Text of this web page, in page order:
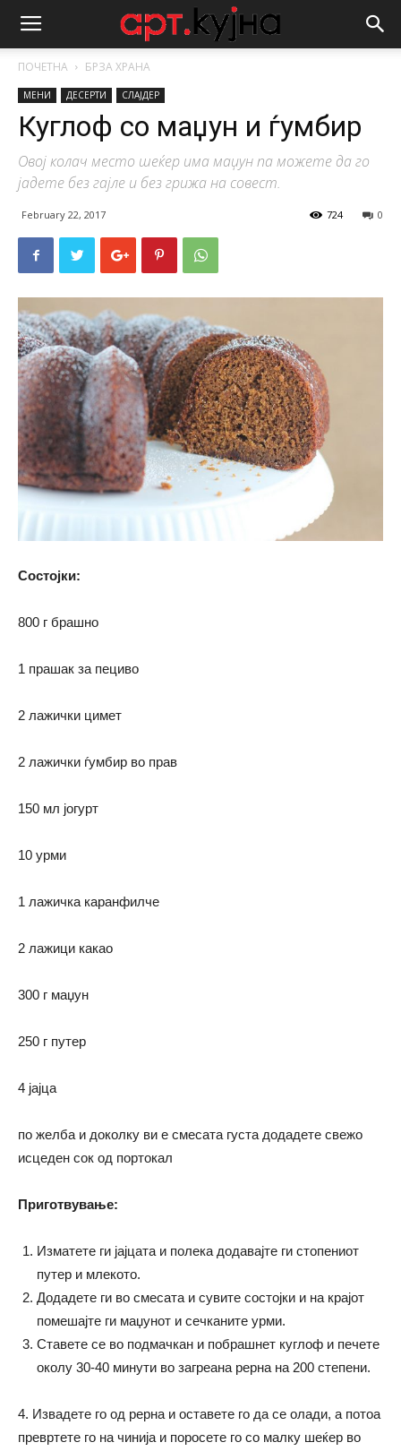
ПОЧЕТНА БРЗА ХРАНА
МЕНИ ДЕСЕРТИ СЛАЈДЕР
Куглоф со маџун и ѓумбир
Овој колач место шеќер има маџун па можете да го
јадете без гајле и без грижа на совест.
February 22, 2017 0
724
Состојки:
800 г брашно
1 прашак за пециво
2 лажички цимет
2 лажички ѓумбир во прав
150 мл јогурт
10 урми
1 лажичка каранфилче
2 лажици какао
300 г маџун
250 г путер
4 јајца
по желба и доколку ви е смесата густа додадете свежо
исцеден сок од портокал
Приготвување:
Изматете ги јајцата и полека додавајте ги стопениот
путер и млекото.
Додадете ги во смесата и сувите состојки и на крајот
помешајте ги маџунот и сечканите урми.
Ставете се во подмачкан и побрашнет куглоф и печете
околу 30-40 минути во загреана рерна на 200 степени.
4. Извадете го од рерна и оставете го да се олади, а потоа
превртете го на чинија и поросете го со малку шеќер во